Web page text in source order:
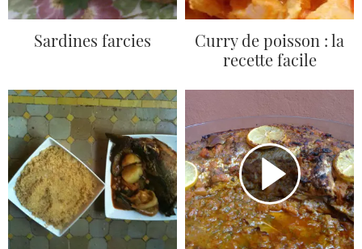
Sardines farcies
Curry de poisson : la
recette facile